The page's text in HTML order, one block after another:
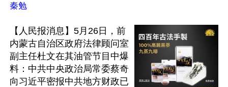
秦勉
【人民报消息】5月26日，前
内蒙古自治区政府法律顾问室
副主任杜文在其油管节目中爆
料：中共中央政治局常委蔡奇
向习近平密报中共地方财政已